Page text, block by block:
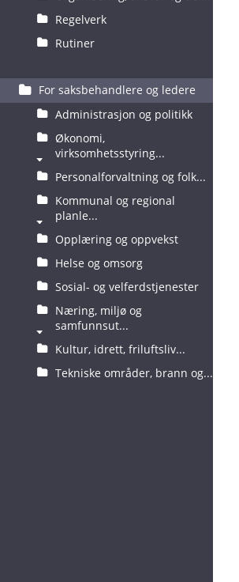
Regelverk
Rutiner
For saksbehandlere og ledere
Administrasjon og politikk
Økonomi,
virksomhetsstyring...
Personalforvaltning og folk...
Kommunal og regional
planle...
Opplæring og oppvekst
Helse og omsorg
Sosial- og velferdstjenester
Næring, miljø og
samfunnsut...
Kultur, idrett, friluftsliv...
Tekniske områder, brann og...